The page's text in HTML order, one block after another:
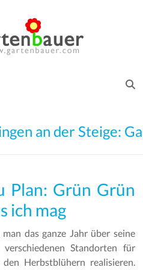
an der Steige:
Plan: Grün Grün
ich mag
das ganze Jahr über seine
Standorten für
den Herbstblühern realisieren.